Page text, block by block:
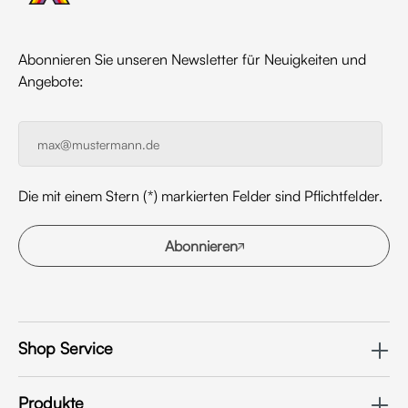
Shop Service
Produkte
Abonnieren Sie unseren Newsletter für Neuigkeiten und
Angebote:
Die mit einem Stern (*) markierten Felder sind Pflichtfelder.
Abonnieren